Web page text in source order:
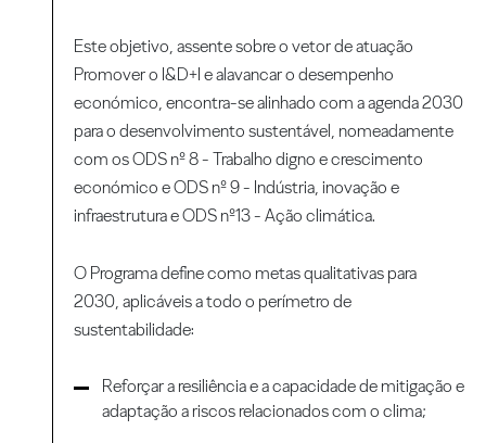
Este objetivo, assente sobre o vetor de atuação
Promover o I&D+I e alavancar o desempenho
económico, encontra-se alinhado com a agenda 2030
para o desenvolvimento sustentável, nomeadamente
com os ODS nº 8 - Trabalho digno e crescimento
económico e ODS nº 9 - Indústria, inovação e
infraestruturae ODS nº13 -Ação climática.
O Programa define como metas qualitativas para
2030, aplicáveis a todo o perímetro de
sustentabilidade:
Reforçar a resiliência e a capacidade de mitigação e
adaptação a riscos relacionados com o clima;